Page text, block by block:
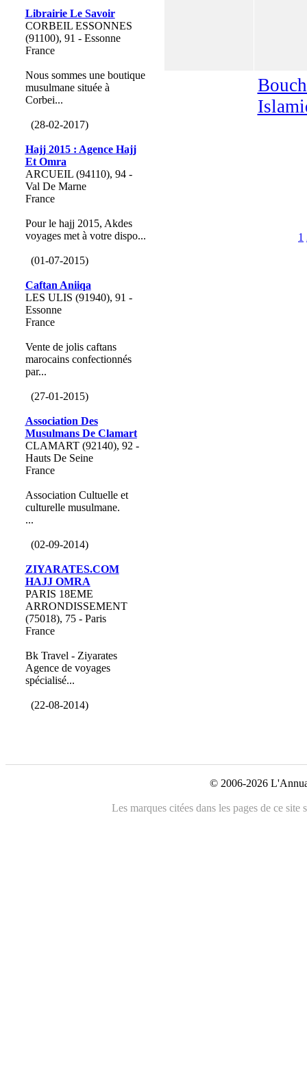
Librairie Le Savoir
CORBEIL ESSONNES
(91100), 91 - Essonne
France
Nous sommes une boutique
musulmane située à
Corbei...
(28-02-2017)
Hajj 2015 : Agence Hajj
Et Omra
ARCUEIL (94110), 94 -
Val De Marne
France
Pour le hajj 2015, Akdes
voyages met à votre dispo...
(01-07-2015)
Caftan Aniiqa
LES ULIS (91940), 91 -
Essonne
France
Vente de jolis caftans
marocains confectionnés
par...
(27-01-2015)
Association Des
Musulmans De Clamart
CLAMART (92140), 92 -
Hauts De Seine
France
Association Cultuelle et
culturelle musulmane.
...
(02-09-2014)
ZIYARATES.COM
HAJJ OMRA
PARIS 18EME
ARRONDISSEMENT
(75018), 75 - Paris
France
Bk Travel - Ziyarates
Agence de voyages
spécialisé...
(22-08-2014)
1
© 2006-2026
Les marques citées dans les pages de ce